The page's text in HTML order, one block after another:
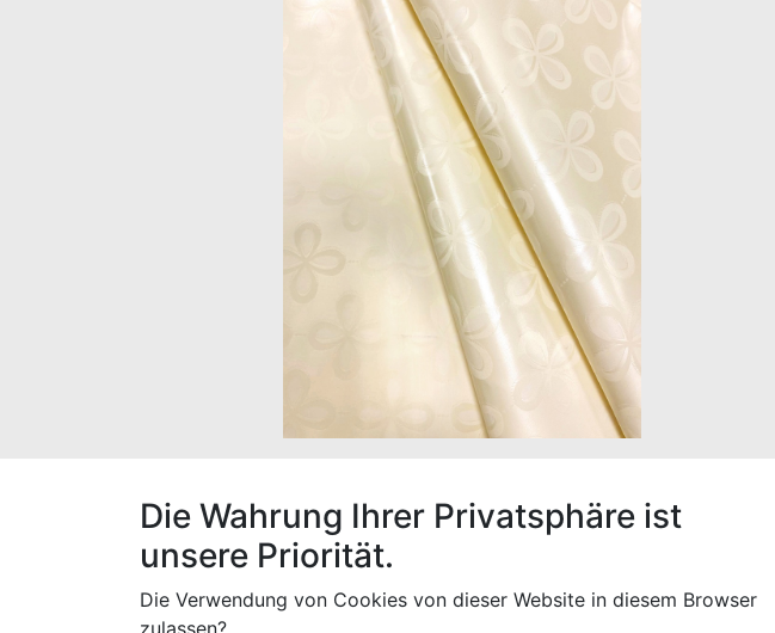
Der Stoff hat eine Breite von 160 cm, eine Länge von 3 Metern und
Die Wahrung Ihrer Privatsphäre ist
unsere Priorität.
Die Verwendung von Cookies von dieser Website in diesem Browser
zulassen?